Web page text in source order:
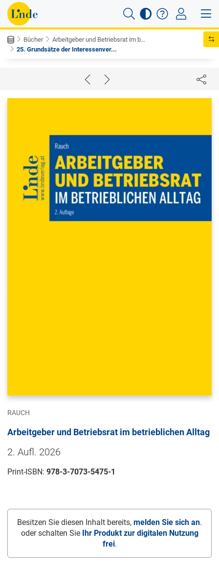
Bücher
Arbeitgeber und Betriebsrat im b...
25. Grundsätze der Interessenver...
RAUCH
Arbeitgeber und Betriebsrat im betrieblichen Alltag
2. Aufl. 2026
Print-ISBN: 978-3-7073-5475-1
Besitzen Sie diesen Inhalt bereits, melden Sie sich an.
oder schalten Sie Ihr Produkt zur digitalen Nutzung
frei.